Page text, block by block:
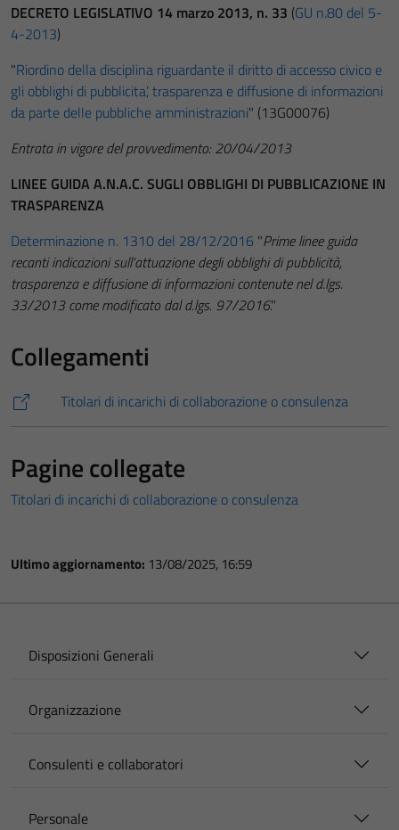
DECRETO LEGISLATIVO 14 marzo 2013, n. 33 (GU n.80 del 5-
4-2013)
"Riordino della disciplina riguardante il diritto di accesso civico e
gli obblighi di pubblicita’, trasparenza e diffusione di informazioni
da parte delle pubbliche amministrazioni" (13G00076)
Entrata in vigore del provvedimento: 20/04/2013
LINEE GUIDA A.N.A.C. SUGLI OBBLIGHI DI PUBBLICAZIONE IN
TRASPARENZA
Determinazione n. 1310 del 28/12/2016 "Prime linee guida
recanti indicazioni sull’attuazione degli obblighi di pubblicità,
trasparenza e diffusione di informazioni contenute nel d.lgs.
33/2013 come modificato dal d.lgs. 97/2016."
Collegamenti
Titolari di incarichi di collaborazione o consulenza
Pagine collegate
Titolari di incarichi di collaborazione o consulenza
Ultimo aggiornamento: 13/08/2025, 16:59
Disposizioni Generali
Organizzazione
Consulenti e collaboratori
Personale